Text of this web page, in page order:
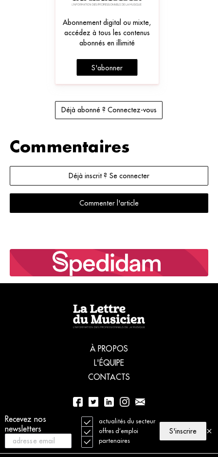
Recevez nos
newsletters
actualités du secteur
offres d’emploi
partenaires
S'inscrire
Abonnement digital ou mixte,
accédez à tous les contenus
abonnés en illimité
S'abonner
Déjà abonné ? Connectez-vous
Commentaires
Déjà inscrit ? Se connecter
Commenter l'article
À PROPOS
L'ÉQUIPE
CONTACTS
01 56 77 04 00
© 2021 La Lettre du Musicien. Tous droits réservés